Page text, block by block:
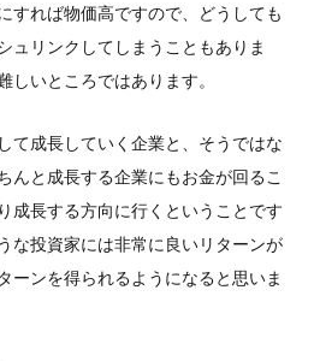
すれば物価高ですので、どうしても
ュリンクしてしまうこともありま
しいところではあります。
て成長していく企業と、そうではな
んと成長する企業にもお金が回るこ
成長する方向に行くということです
な投資家には非常に良いリターンが
ーンを得られるようになると思いま